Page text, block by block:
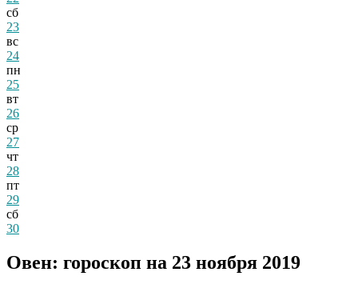
сб
23
вс
24
пн
25
вт
26
ср
27
чт
28
пт
29
сб
30
Овен: гороскоп на 23 ноября 2019